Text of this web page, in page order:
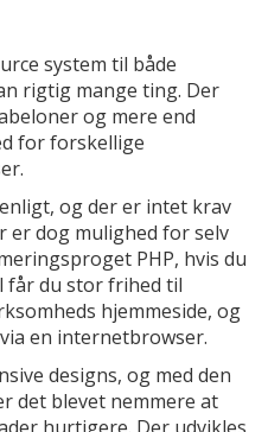
system til både
rigtig mange ting. Der
og mere end
for forskellige
og der er intet krav
er dog mulighed for selv
PHP, hvis du
får du stor frihed til
hjemmeside, og
en internetbrowser.
designs, og med den
det blevet nemmere at